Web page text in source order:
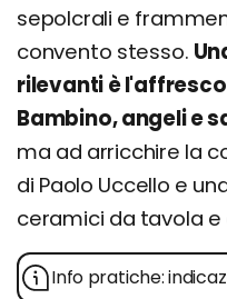
sepolcrali e
convento stesso.
rilevanti è
Bambino, angeli e
ma ad arricchire la
di Paolo Uccello e
ceramici da tavola e
Info pratiche: